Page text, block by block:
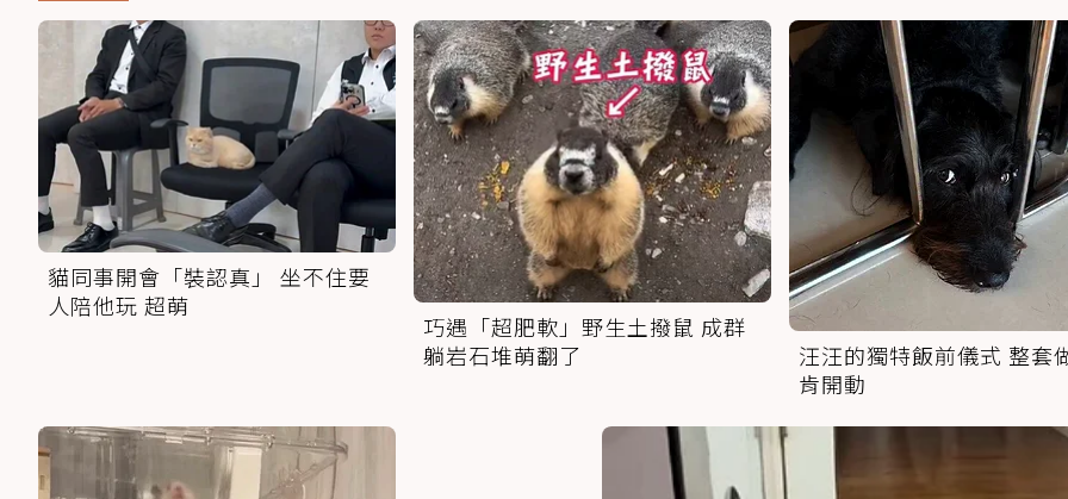
貓同事開會「裝認真」 坐不住要
人陪他玩 超萌
巧遇「超肥軟」野生土撥鼠 成群
躺岩石堆萌翻了
汪汪的獨特飯前儀式 整套
肯開動